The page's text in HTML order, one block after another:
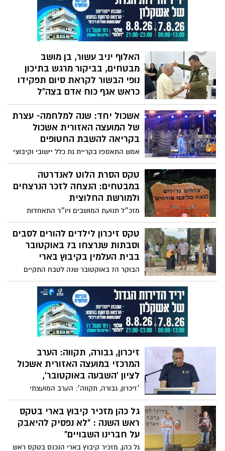
נשים, יום בעל חשיבות רבה להעלאת
המודעות לנושא הכאוב. במסגרת המאבק
בתופעה, הוקמה לאחרונה באגף לשירותים
חברתיים יחידה ייעודית לטיפול באלימות
האלוף יניב עשור, בן מושב
מבטחים, בביקור מרגש בתיכון
נופי הבשור לקראת סיום תפקידו
כראש אגף כוח אדם בצה"ל
האלוף יניב עשור, בן מושב מבטחים, כראש
אגף כח אדם בצה״ל, בחר חיל החינוך והנוער
הכפוף לאגף להיפרד מיניב במקום הקרוב
במיוחד לליבו - מועצה אזורית אשכול.
אשכול יחד: שנה למלחמה- עצרת
של המועצה האזורית אשכול
בקריאה להשבת החטופים
אמש התאספו בקריית גת כלל יישובי וקיבוצי
המועצה האזורית אשכול בעצרת מיוחדת
החטופים שנמקים בשבי בעזה- 44 מהם
תושבי אשכול.
טקס הסרת הלוט לאנדרטה
במבטחים: הנצחה לזכר הנרצחים
ולמורשת החלוצית
מזכ״ל תנועת המושבים ויו״ר התאחדות
חקלאי ישראל, עמית יפרח השתתף הערב
בטקס הסרת הלוט לאנדרטה וערב זיכרון
לשבעה באוקטובר במושב מבטחים במהלכו
הניח את זר תנועת המושבים לזכרם של
טקס זיכרון לילדים להורים לסבים
וסבתות שנרצחו ב7 באוקטובר
בבית העלמין בקיבוץ בארי
הבוקר ה7 באוקטובר שנה לטבח התקיים
בבית העלמין בקיבוץ בארי טקס זיכרון
וחברי הקיבוץ - ילדים, הורים, סבים וסבתות,
חברים, אהובים, נרצחו ביום זה או לאחריו,
בשבי החמאס. הדגל הורד למחצית התורן
שמות 102 הנרצחים הוקראו ו102 חברי בארי
זיכרון, גבורה, תקווה: הערב
המרכזי במועצה האזורית אשכול
לציון 'השבעה באוקטובר',
׳זיכרון, גבורה, תקווה׳: הערב המועצתי
המרכזי לציון אירועי 'השבעה באוקטובר'
במועצה האזורית אשכול שמנציחה את 235
הנרצחים, ומתפללת לשובם של החטופים,
מתוכם 44 תושבי המועצה
גל כהן מזכיר קיבוץ בארי בטקס
ראש השנה : "לא נפסיק להיאבק
על חברינו השבויים"
גל כהן, מזכיר קיבוץ בארי הנכנס בטקס ראש